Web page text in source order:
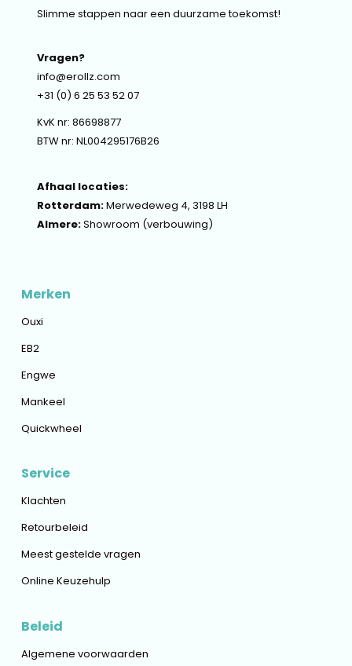
Slimme stappen naar een duurzame toekomst!
Vragen?
info@erollz.com
+31 (0) 6 25 53 52 07
KvK nr: 86698877
BTW nr: NL004295176B26
Afhaal locaties:
Rotterdam:Merwedeweg 4, 3198 LH
Almere:Showroom (verbouwing)
Merken
Ouxi
EB2
Engwe
Mankeel
Quickwheel
Service
Klachten
Retourbeleid
Meest gestelde vragen
Online Keuzehulp
Beleid
Algemene voorwaarden